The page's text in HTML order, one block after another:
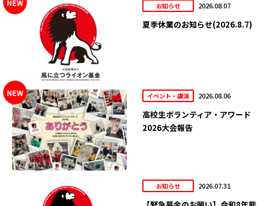
お知らせ 2026.08.07
夏季休業のお知らせ(2026.8.7)
イベント・講演 2026.08.06
高校生ボランティア・アワード
2026大会報告
お知らせ 2026.07.31